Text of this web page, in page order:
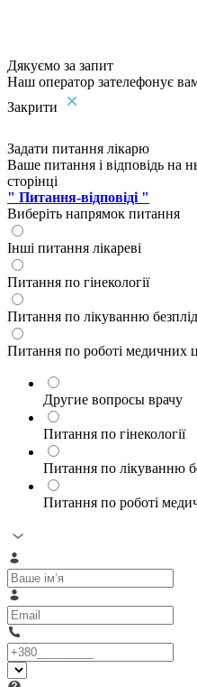
Дякуємо за запит
Наш оператор зателефонує
Закрити
Задати питання лікарю
Ваше питання і відповідь на
сторінці
" Питання-відповіді "
Виберіть напрямок питання
Інші питання лікареві
Питання по гінекології
Питання по лікуванню
Питання по роботі медичних
Другие вопросы врачу
Питання по гінекології
Питання по лікуванню
Питання по роботі